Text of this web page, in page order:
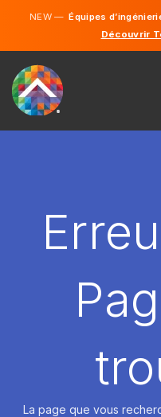
NEW —Équipes
Découvrir
La page que vous